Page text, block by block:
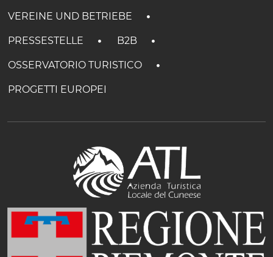
VEREINE UND BETRIEBE
PRESSESTELLE B2B
OSSERVATORIO TURISTICO
PROGETTI EUROPEI